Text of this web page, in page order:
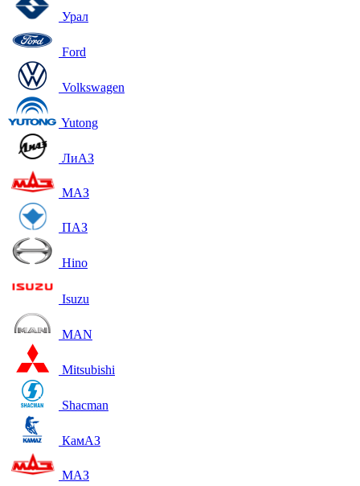
Урал
Ford
Volkswagen
Yutong
ЛиАЗ
МАЗ
ПАЗ
Hino
Isuzu
MAN
Mitsubishi
Shacman
КамАЗ
МАЗ